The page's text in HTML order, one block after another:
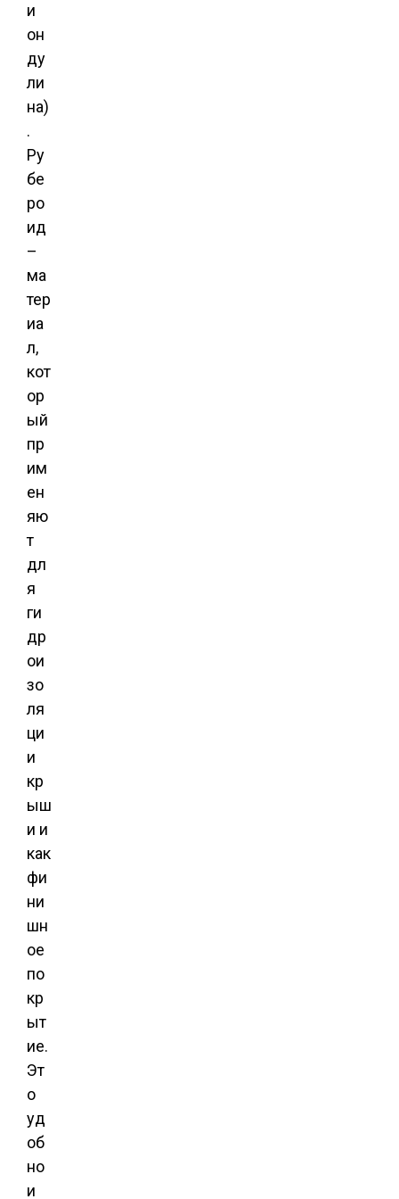
и
он
ду
ли
на)
.
Ру
бе
ро
ид
–
ма
тер
иа
л,
кот
ор
ый
пр
им
ен
яю
т
дл
я
ги
др
ои
зо
ля
ци
и
кр
ыш
и и
как
фи
ни
шн
ое
по
кр
ыт
ие.
Эт
о
уд
об
но
и